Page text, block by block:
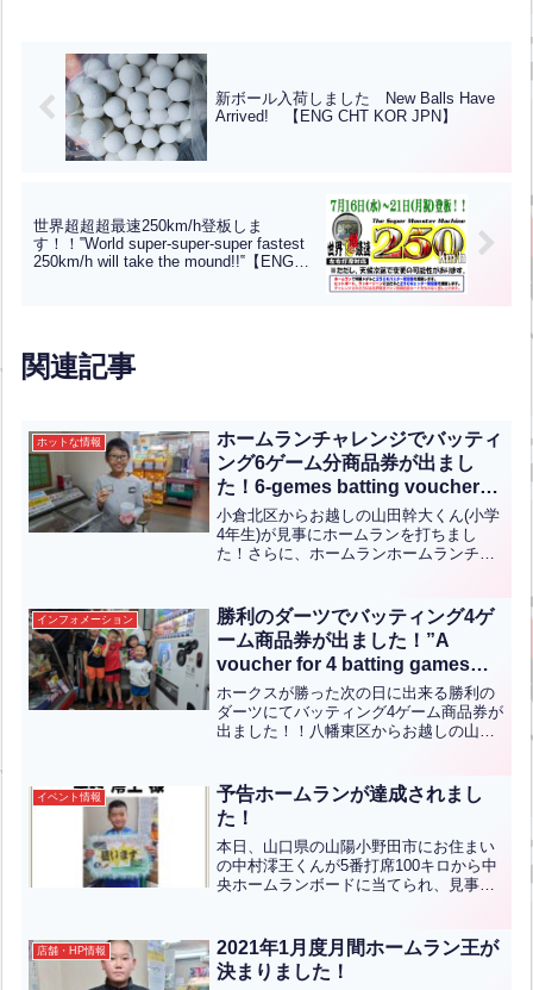
新ボール入荷しました New Balls Have
Arrived! 【ENG CHT KOR JPN】
世界超超超最速250km/h登板しま
す！！‟World super-super-super fastest
250km/h will take the mound!!‟【ENG
関連記事
ホットな情報
ホームランチャレンジでバッティ
ング6ゲーム分商品券が出まし
た！6-gemes batting voucher
was won in the Home Run
Challenge!(ENG CHT KOR
JPN）
小倉北区からお越しの山田幹大くん(小学
4年生)が見事にホームランを打ちまし
た！さらに、ホームランホームランチャ
おめでとうございます！Kanta Yamada,
a 4...全文はクリック
インフォメーション
勝利のダーツでバッティング4ゲ
ーム商品券が出ました！”A
voucher for 4 batting games
from the victory darts!”【ENG
CHT KOR JPN】
ホークスが勝った次の日に出来る勝利の
ダーツにてバッティング4ゲーム商品券が
出ました！！八幡東区からお越しの山下
の勝利のダーツはシーズンが終わるまで
開催しております！勝...全文はクリック
イベント情報
予告ホームランが達成されまし
た！
本日、山口県の山陽小野田市にお住まい
の中村澪王くんが5番打席100キロから中
央ホームランボードに当てられ、見事予
は5月7日(日)までのイベントとなってお
りますので、皆さ...全文はクリック
店舗・HP情報
2021年1月度月間ホームラン王が
決まりました！